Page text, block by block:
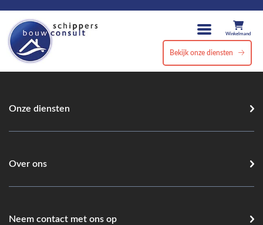
Winkelmand
Bekijk onze diensten
Onze diensten
Over ons
Neem contact met ons op